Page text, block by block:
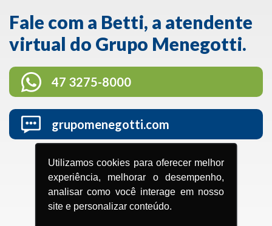
Utilizamos cookies para oferecer melhor
experiência, melhorar o desempenho,
analisar como você interage em nosso
site e personalizar conteúdo.
Fale com a Betti, a atendente
virtual do Grupo Menegotti.
47 3275-8000
grupomenegotti.com